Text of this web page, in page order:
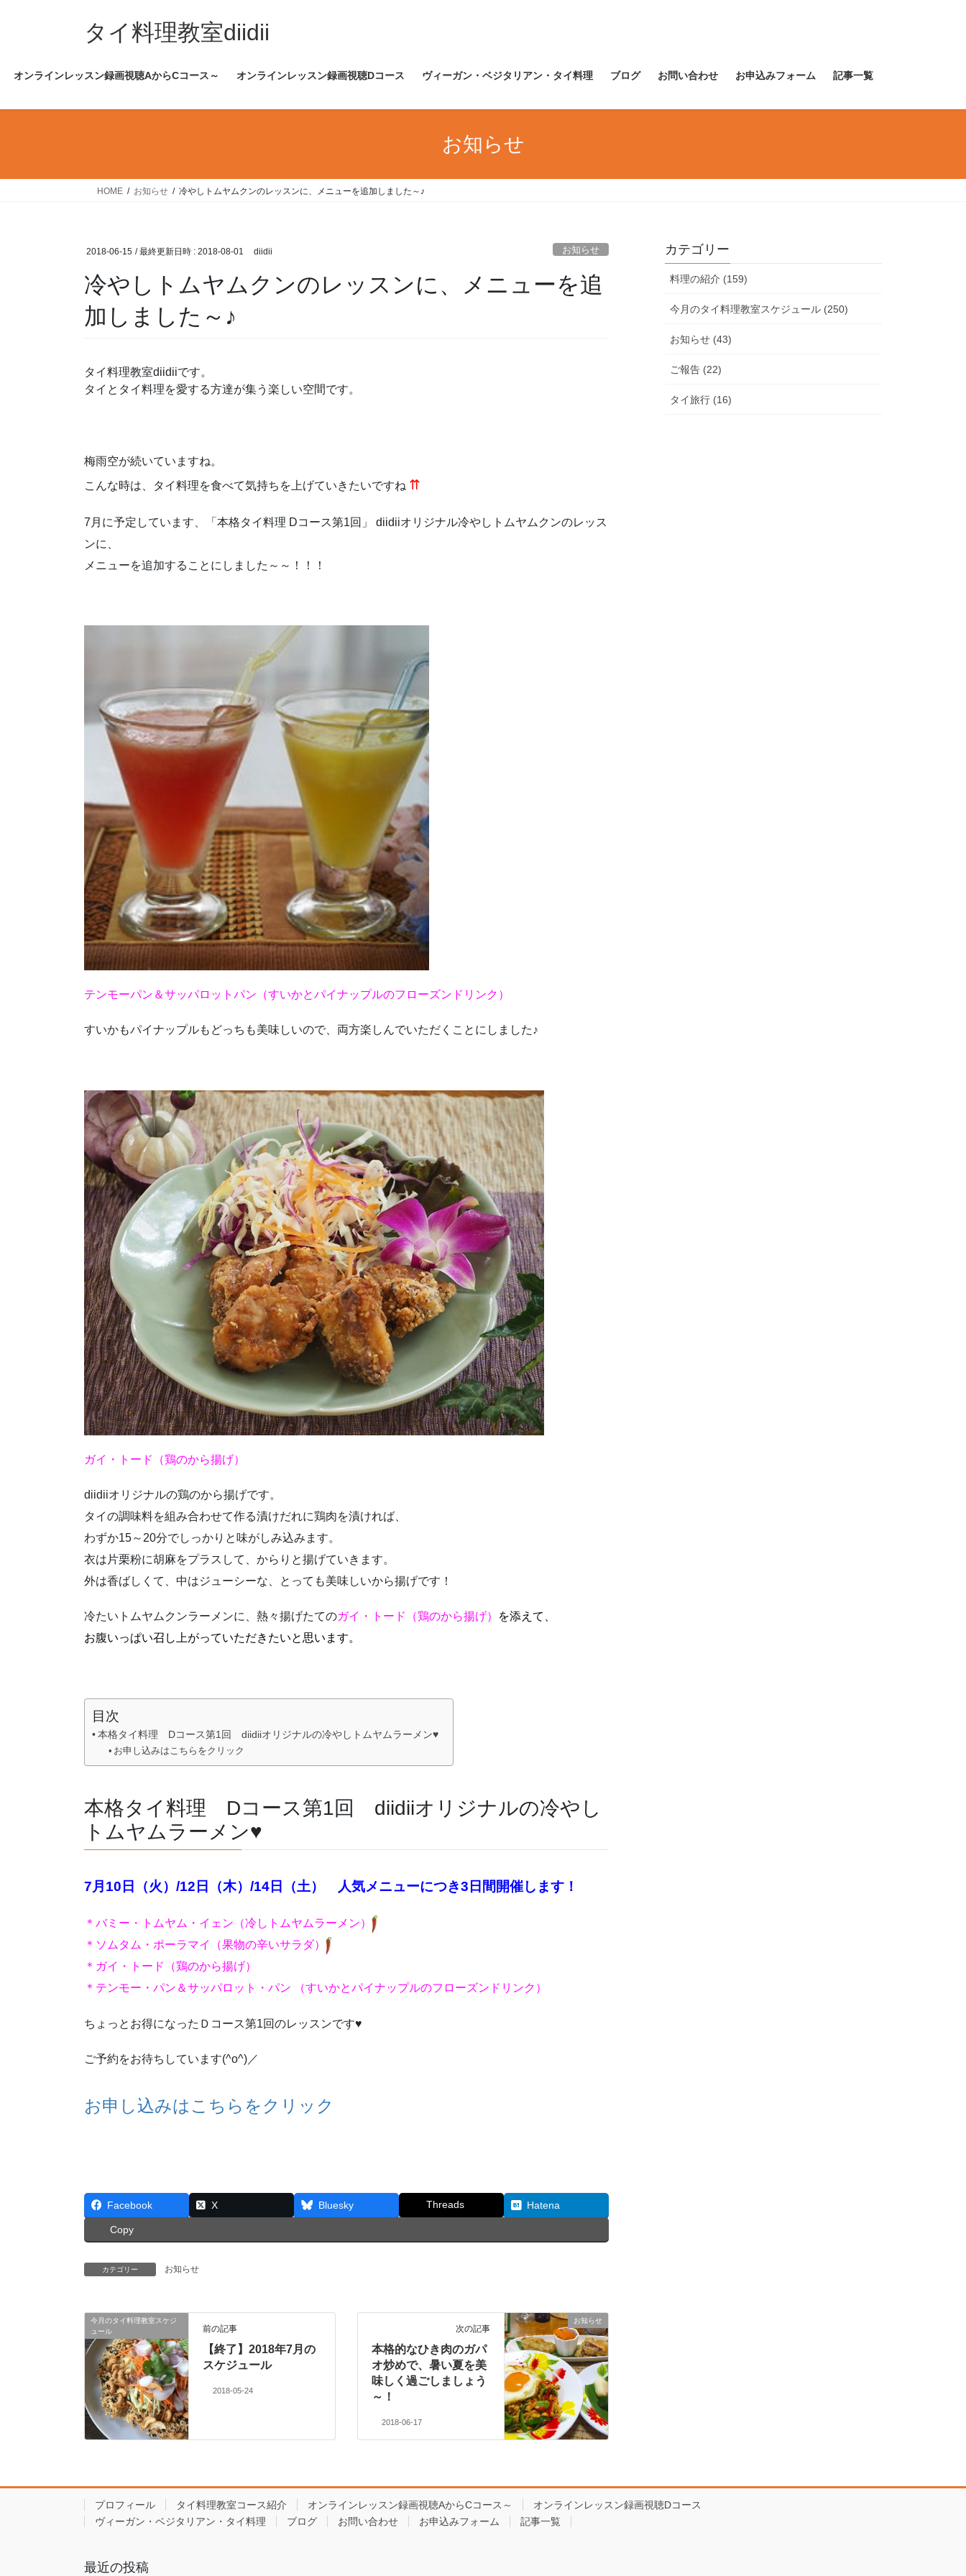
ス
ン
タイ料理教室diidii
オンラインレッスン録画視聴AからCコース～ オンラインレッスン録画視聴Dコース ヴィーガン・ベジタリアン・タイ料理 ブログ お問い合わせ お申込みフォーム 記事一覧
お知らせ
HOME お知らせ 冷やしトムヤムクンのレッスンに、メニューを追加しました～♪
2018-06-15 / 最終更新日時 : 2018-08-01 diidii お知らせ
冷やしトムヤムクンのレッスンに、メニューを追
加しました～♪
タイ料理教室diidiiです。
タイとタイ料理を愛する方達が集う楽しい空間です。
梅雨空が続いていますね。
こんな時は、タイ料理を食べて気持ちを上げていきたいですね ⇈
7月に予定しています、「本格タイ料理 Dコース第1回」 diidiiオリジナル冷やしトムヤムクンのレッス
ンに、
メニューを追加することにしました～～！！！
テンモーパン＆サッパロットパン（すいかとパイナップルのフローズンドリンク）
すいかもパイナップルもどっちも美味しいので、両方楽しんでいただくことにしました♪
ガイ・トード（鶏のから揚げ）
diidiiオリジナルの鶏のから揚げです。
タイの調味料を組み合わせて作る漬けだれに鶏肉を漬ければ、
わずか15～20分でしっかりと味がしみ込みます。
衣は片栗粉に胡麻をプラスして、からりと揚げていきます。
外は香ばしくて、中はジューシーな、とっても美味しいから揚げです！
冷たいトムヤムクンラーメンに、熱々揚げたてのガイ・トード（鶏のから揚げ）
を添えて、
お腹いっぱい召し上がっていただきたいと思います。
目次
本格タイ料理 Dコース第1回 diidiiオリジナルの冷やしトムヤムラーメン♥
お申し込みはこちらをクリック
本格タイ料理 Dコース第1回 diidiiオリジナルの冷やし
トムヤムラーメン♥
7月10日（火）/12日（木）/14日（土） 人気メニューにつき3日間開催します！
＊バミー・トムヤム・イェン（冷しトムヤムラーメン）
＊ソムタム・ポーラマイ（果物の辛いサラダ）
＊ガイ・トード（鶏のから揚げ）
＊テンモー・パン＆サッパロット・パン （すいかとパイナップルのフローズンドリンク）
ちょっとお得になったＤコース第1回のレッスンです♥
ご予約をお待ちしています(^o^)／
お申し込みはこちらをクリック
Facebook X Bluesky Threads Hatena
Copy
カテゴリー お知らせ
今月のタイ料理教室スケジ
ュール
前の記事
【終了】2018年7月の
スケジュール
2018-05-24
お知らせ
次の記事
本格的なひき肉のガパ
オ炒めで、暑い夏を美
味しく過ごしましょう
～！
2018-06-17
カテゴリー
料理の紹介 (159)
今月のタイ料理教室スケジュール (250)
お知らせ (43)
ご報告 (22)
タイ旅行 (16)
プロフィール タイ料理教室コース紹介 オンラインレッスン録画視聴AからCコース～
オンラインレッスン録画視聴Dコース
ヴィーガン・ベジタリアン・タイ料理
ブログ お問い合わせ お申込みフォーム 記事一覧
最近の投稿